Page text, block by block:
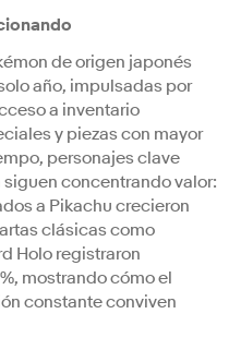
de origen japonés
año, impulsadas por
a inventario
y piezas con mayor
personajes clave
concentrando valor:
a Pikachu crecieron
clásicas como
Holo registraron
mostrando cómo el
constante conviven